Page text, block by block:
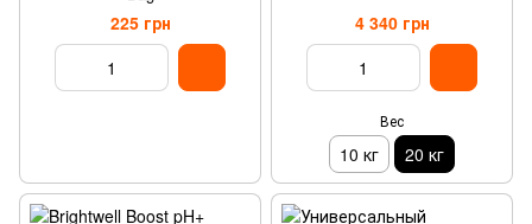
225 грн 4 340 грн
Вес
10 кг 20 кг